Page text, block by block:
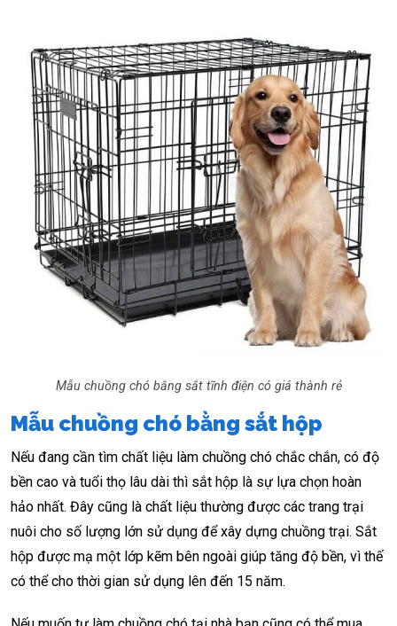
Mẫu chuồng chó bằng sắt tĩnh điện có giá thành rẻ
Mẫu chuồng chó bằng sắt hộp
Nếu đang cần tìm chất liệu làm chuồng chó chắc chắn, có độ
bền cao và tuổi thọ lâu dài thì sắt hộp là sự lựa chọn hoàn
hảo nhất. Đây cũng là chất liệu thường được các trang trại
nuôi cho số lượng lớn sử dụng để xây dựng chuồng trại. Sắt
hộp được mạ một lớp kẽm bên ngoài giúp tăng độ bền, vì thế
có thể cho thời gian sử dụng lên đến 15 năm.